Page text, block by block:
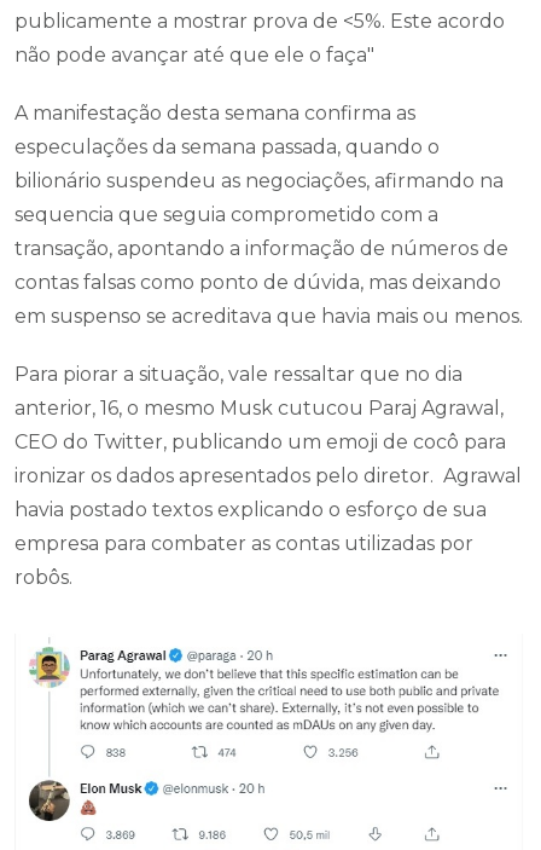
publicamente a mostrar prova de <5%. Este acordo
não pode avançar até que ele o faça"
A manifestação desta semana confirma as
especulações da semana passada, quando o
bilionário suspendeu as negociações, afirmando na
sequencia que seguia comprometido com a
transação, apontando a informação de números de
contas falsas como ponto de dúvida, mas deixando
em suspenso se acreditava que havia mais ou menos.
Para piorar a situação, vale ressaltar que no dia
anterior, 16, o mesmo Musk cutucou Paraj Agrawal,
CEO do Twitter, publicando um emoji de cocô para
ironizar os dados apresentados pelo diretor. Agrawal
havia postado textos explicando o esforço de sua
empresa para combater as contas utilizadas por
robôs.